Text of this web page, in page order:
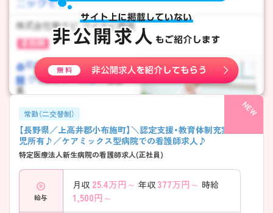
常勤（二交替制）
【長野県／上高井郡小布施町】＼認定支援・教育体制充実♪託
児所有♪／ケアミックス型病院での看護師求人♪
特定医療法人新生病院の看護師求人(正社員)
給与
月収 25.4万円～ 年収 377万円～ 時給
1,500円～